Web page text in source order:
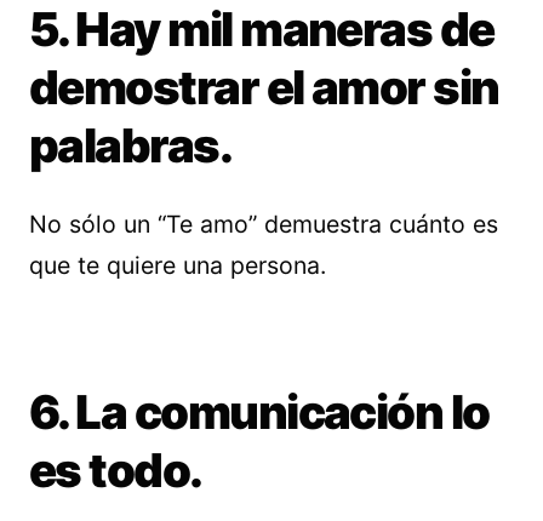
5. Hay mil maneras de
demostrar el amor sin
palabras.
No sólo un “Te amo” demuestra cuánto es
que te quiere una persona.
6. La comunicación lo
es todo.